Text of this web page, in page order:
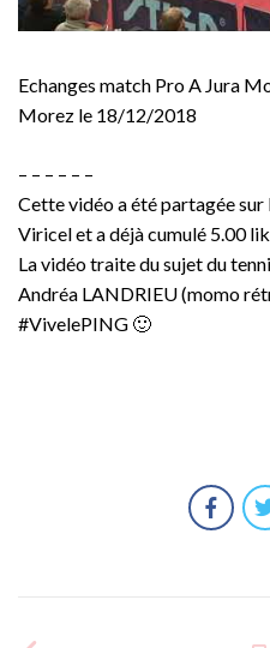
Echanges match Pro A Jura
Morez le 18/12/2018
– – – – – –
Cette vidéo a été partagée
Viricel et a déjà cumulé 5.00
La vidéo traite du sujet du
Andréa LANDRIEU (momo
#VivelePING 🙂